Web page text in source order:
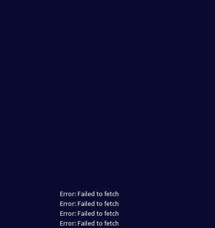
Error: Failed to fetch
Error: Failed to fetch
Error: Failed to fetch
Error: Failed to fetch